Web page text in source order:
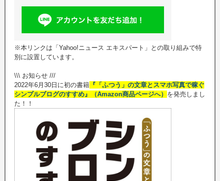
※本リンクは「Yahoo!ニュース エキスパート」との取り組みで特
別に設置しています。
\\\ お知らせ ///
2022年6月30日に初の書籍 『「ふつう」の文章とスマホ写真で稼ぐ
シンプルブログのすすめ』（Amazon商品ページへ） を発売しまし
た！！